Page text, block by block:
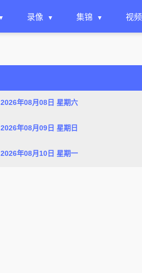
录像 集锦 视频
2026年08月08日 星期六
2026年08月09日 星期日
2026年08月10日 星期一